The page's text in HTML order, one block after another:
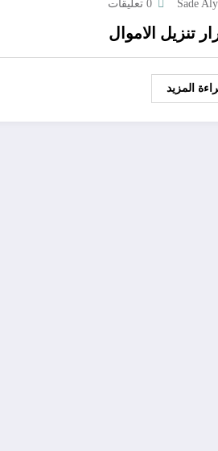
Sade 0 تعليقات
تنزيل الاموال
المزيد